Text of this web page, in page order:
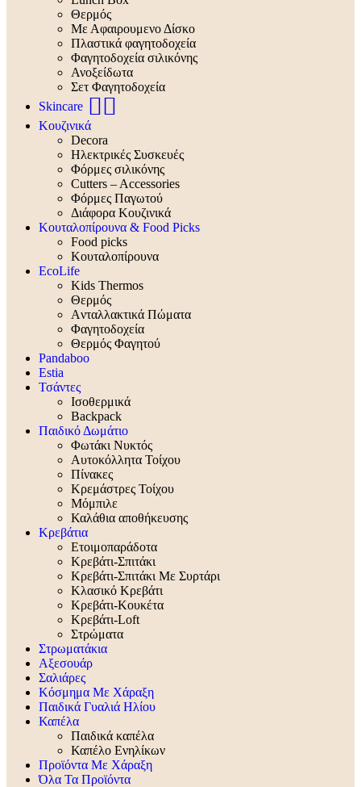
Θερμός
Με Αφαιρουμενο Δίσκο
Πλαστικά φαγητοδοχεία
Φαγητοδοχεία σιλικόνης
Ανοξείδωτα
Σετ Φαγητοδοχεία
Skincare 🧖‍♀️
Κουζινικά
Decora
Ηλεκτρικές Συσκευές
Φόρμες σιλικόνης
Cutters – Accessories
Φόρμες Παγωτού
Διάφορα Κουζινικά
Κουταλοπίρουνα & Food Picks
Food picks
Κουταλοπίρουνα
EcoLife
Kids Thermos
Θερμός
Aνταλλακτικά Πώματα
Φαγητοδοχεία
Θερμός Φαγητού
Pandaboo
Estia
Τσάντες
Ισοθερμικά
Backpack
Παιδικό Δωμάτιο
Φωτάκι Νυκτός
Αυτοκόλλητα Τοίχου
Πίνακες
Κρεμάστρες Τοίχου
Μόμπιλε
Καλάθια αποθήκευσης
Κρεβάτια
Ετοιμοπαράδοτα
Κρεβάτι-Σπιτάκι
Κρεβάτι-Σπιτάκι Με Συρτάρι
Κλασικό Κρεβάτι
Κρεβάτι-Κουκέτα
Κρεβάτι-Loft
Στρώματα
Στρωματάκια
Αξεσουάρ
Σαλιάρες
Κόσμημα Με Χάραξη
Παιδικά Γυαλιά Ηλίου
Καπέλα
Παιδικά καπέλα
Καπέλο Ενηλίκων
Προϊόντα Με Χάραξη
Όλα Τα Προϊόντα